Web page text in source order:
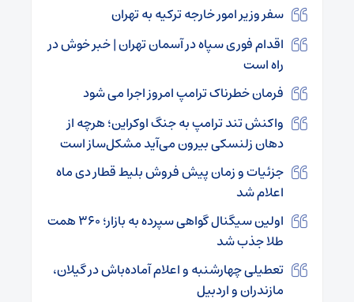
سفر وزیر امور خارجه ترکیه به تهران
اقدام فوری سپاه در آسمان تهران | خبر خوش در
راه است
فرمان خطرناک ترامپ امروز اجرا می شود
واکنش تند ترامپ به جنگ اوکراین؛ هرچه از
دهان زلنسکی بیرون می‌آید مشکل‌ساز است
جزئیات و زمان پیش فروش بلیط قطار دی ماه
اعلام شد
اولین سیگنال گواهی سپرده به بازار؛ ۳۶۰ همت
طلا جذب شد
تعطیلی چهارشنبه و اعلام آماده‌باش در گیلان،
مازندران و اردبیل